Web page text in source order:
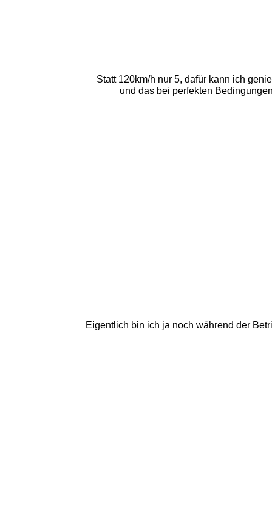
Statt 120km/h nur 5, dafür kann ich
und das bei perfekten
Eigentlich bin ich ja noch während der